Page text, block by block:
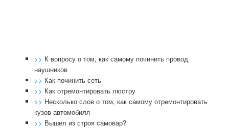
>> К вопросу о том, как самому починить провод
наушников
>> Как починить сеть
>> Как отремонтировать люстру
>> Несколько слов о том, как самому отремонтировать
кузов автомобиля
>> Вышел из строя самовар?